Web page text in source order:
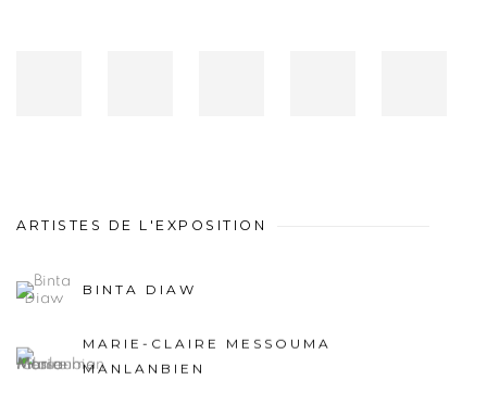
ARTISTES DE L'EXPOSITION
BINTA DIAW
MARIE-CLAIRE MESSOUMA
MANLANBIEN